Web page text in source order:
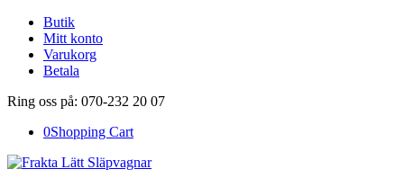
Butik
Mitt konto
Varukorg
Betala
Ring oss på: 070-232 20 07
0Shopping Cart